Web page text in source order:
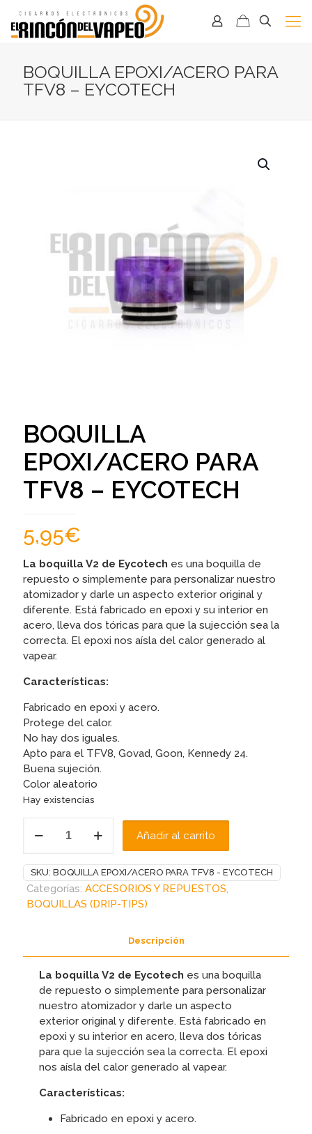
BOQUILLA EPOXI/ACERO PARA
TFV8 – EYCOTECH
BOQUILLA
EPOXI/ACERO PARA
TFV8 – EYCOTECH
5,95€
La boquilla V2 de Eycotech es una boquilla de
repuesto o simplemente para personalizar nuestro
atomizador y darle un aspecto exterior original y
diferente. Está fabricado en epoxi y su interior en
acero, lleva dos tóricas para que la sujección sea la
correcta. El epoxi nos aísla del calor generado al
vapear.
Características:
Fabricado en epoxi y acero.
Protege del calor.
No hay dos iguales.
Apto para el TFV8, Govad, Goon, Kennedy 24.
Buena sujeción.
Color aleatorio
Hay existencias
EPOXI/ACERO
TFV8
EYCOTECH
Añadir al carrito
SKU: BOQUILLA EPOXI/ACERO PARA TFV8 - EYCOTECH
Categorías: ACCESORIOS Y REPUESTOS,
BOQUILLAS (DRIP-TIPS)
Descripción
La boquilla V2 de Eycotech es una boquilla
de repuesto o simplemente para personalizar
nuestro atomizador y darle un aspecto
exterior original y diferente. Está fabricado en
epoxi y su interior en acero, lleva dos tóricas
para que la sujección sea la correcta. El epoxi
nos aísla del calor generado al vapear.
Características:
Fabricado en epoxi y acero.